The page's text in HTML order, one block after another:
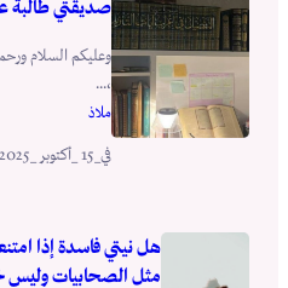
صديقتي طالبة
وعليكم السلام
،...
ملاذ
في_15 _أكتوبر _2025
هل نيتي فاسدة إذا
مثل الصحابيات وليس